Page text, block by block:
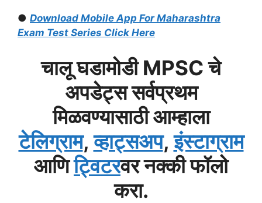
● Download Mobile App For Maharashtra
Exam Test Series Click Here
चालू घडामोडी MPSC चे
अपडेट्स सर्वप्रथम
मिळवण्यासाठी आम्हाला
टेलिग्राम,व्हाट्सअप,इंस्टाग्राम
आणिट्विटरवर नक्की फॉलो
करा.